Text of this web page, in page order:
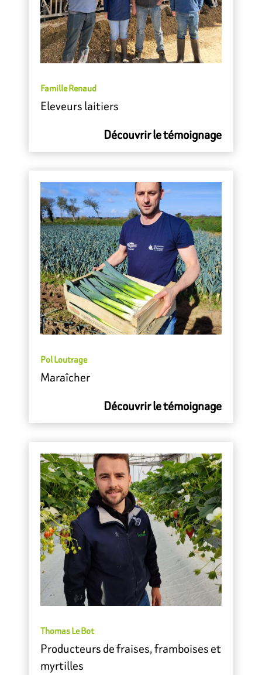
Famille Renaud
Eleveurs laitiers
Découvrir le témoignage
Pol Loutrage
Maraîcher
Découvrir le témoignage
Thomas Le Bot
Producteurs de fraises, framboises et
myrtilles